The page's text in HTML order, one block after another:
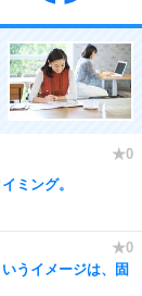
ミング。
うイメージは、固